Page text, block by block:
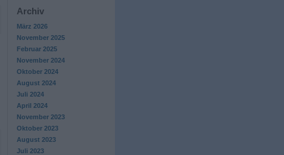
Archiv
März 2026
November 2025
Februar 2025
November 2024
Oktober 2024
August 2024
Juli 2024
April 2024
November 2023
Oktober 2023
August 2023
Juli 2023